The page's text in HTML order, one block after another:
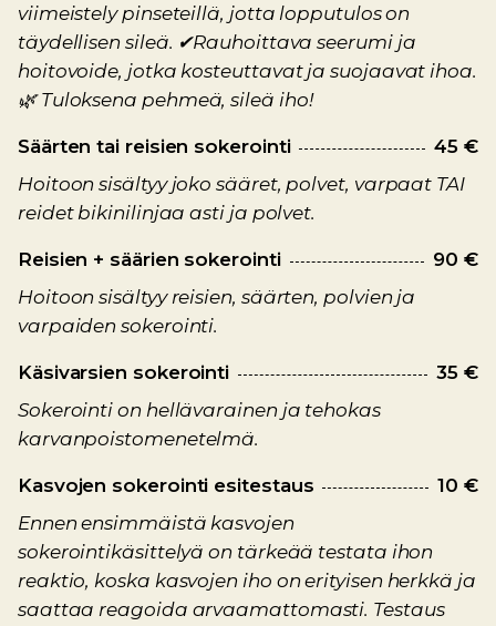
viimeistely pinseteillä, jotta lopputulos on
täydellisen sileä. ✔Rauhoittava seerumi ja
hoitovoide, jotka kosteuttavat ja suojaavat ihoa.
🌿 Tuloksena pehmeä, sileä iho!
Säärten tai reisien sokerointi
45 €
Hoitoon sisältyy joko sääret, polvet, varpaat TAI
reidet bikinilinjaa asti ja polvet.
Reisien + säärien sokerointi
90 €
Hoitoon sisältyy reisien, säärten, polvien ja
varpaiden sokerointi.
Käsivarsien sokerointi
35 €
Sokerointi on hellävarainen ja tehokas
karvanpoistomenetelmä.
Kasvojen sokerointi esitestaus
10 €
Ennen ensimmäistä kasvojen
sokerointikäsittelyä on tärkeää testata ihon
reaktio, koska kasvojen iho on erityisen herkkä ja
saattaa reagoida arvaamattomasti. Testaus